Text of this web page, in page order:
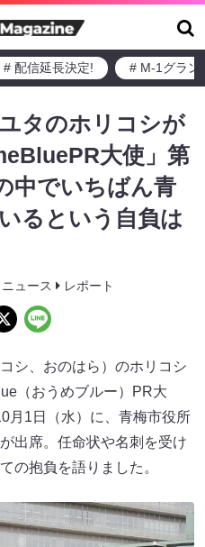
# 配信延長決定! # M-1グラン
タのホリコシが
大使」第
中でいちばん青
るという自負は
ニュース レポート
シ、おのはら）のホリコシ
（おうめブルー）PR大
月1日（水）に、青梅市役所
出席。任命状や名刺を受け
の抱負を語りました。